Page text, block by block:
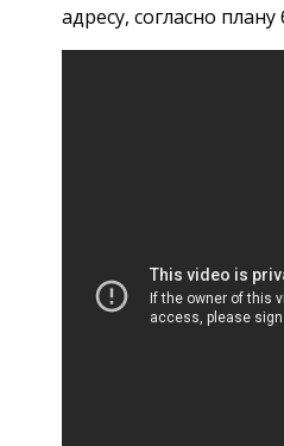
адресу, согласно плану